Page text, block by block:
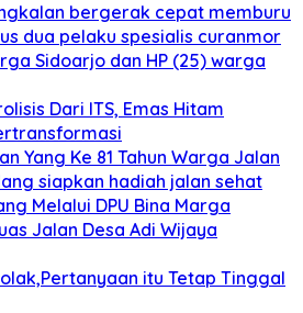
bergerak cepat memburu
dua pelaku spesialis curanmor
Sidoarjo dan HP (25) warga
Dari ITS, Emas Hitam
Yang Ke 81 Tahun Warga Jalan
siapkan hadiah jalan sehat
Melalui DPU Bina Marga
Jalan Desa Adi Wijaya
itu Tetap Tinggal